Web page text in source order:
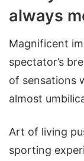
always
Magnificent
spectator’s
of sensations
almost
Art of living
sporting